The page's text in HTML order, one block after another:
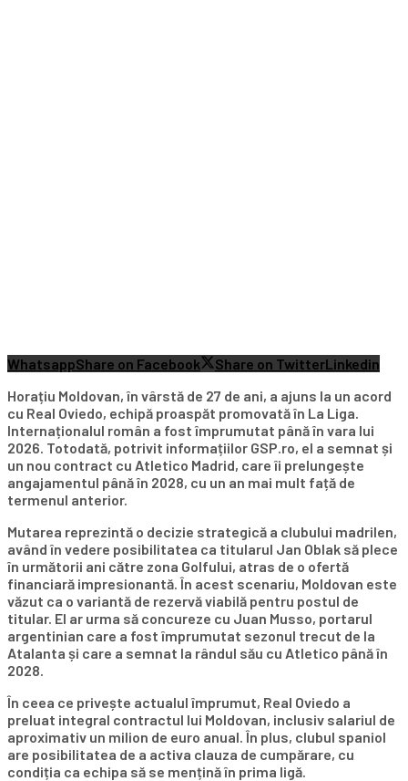
WhatsappShare on Facebook Share on TwitterLinkedin
Horațiu Moldovan, în vârstă de 27 de ani, a ajuns la un acord
cu Real Oviedo, echipă proaspăt promovată în La Liga.
Internaționalul român a fost împrumutat până în vara lui
2026. Totodată, potrivit informațiilor GSP.ro, el a semnat și
un nou contract cu Atletico Madrid, care îi prelungește
angajamentul până în 2028, cu un an mai mult față de
termenul anterior.
Mutarea reprezintă o decizie strategică a clubului madrilen,
având în vedere posibilitatea ca titularul Jan Oblak să plece
în următorii ani către zona Golfului, atras de o ofertă
financiară impresionantă. În acest scenariu, Moldovan este
văzut ca o variantă de rezervă viabilă pentru postul de
titular. El ar urma să concureze cu Juan Musso, portarul
argentinian care a fost împrumutat sezonul trecut de la
Atalanta și care a semnat la rândul său cu Atletico până în
2028.
În ceea ce privește actualul împrumut, Real Oviedo a
preluat integral contractul lui Moldovan, inclusiv salariul de
aproximativ un milion de euro anual. În plus, clubul spaniol
are posibilitatea de a activa clauza de cumpărare, cu
condiția ca echipa să se mențină în prima ligă.